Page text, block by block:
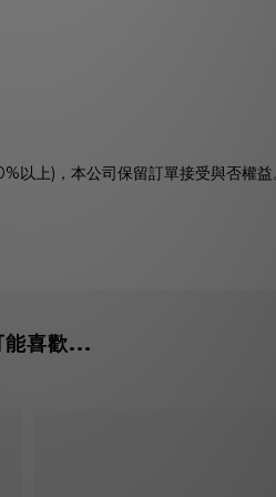
以上)，本公司保留訂單接受與否權益
能喜歡...